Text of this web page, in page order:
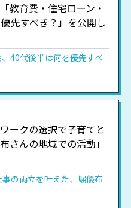
教育費・住宅ローン・
先すべき？」を公開し
40代後半は何を優先すべ
ークの選択で子育てと
さんの地域での活動」
の両立を叶えた、堀優布